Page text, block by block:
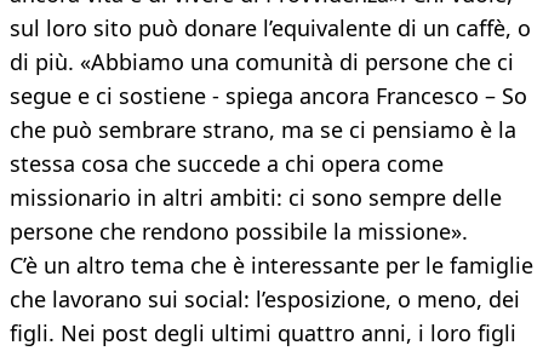
sul loro sito può donare l’equivalente di un caffè, o
di più. «Abbiamo una comunità di persone che ci
segue e ci sostiene - spiega ancora Francesco – So
che può sembrare strano, ma se ci pensiamo è la
stessa cosa che succede a chi opera come
missionario in altri ambiti: ci sono sempre delle
persone che rendono possibile la missione».
C’è un altro tema che è interessante per le famiglie
che lavorano sui social: l’esposizione, o meno, dei
figli. Nei post degli ultimi quattro anni, i loro figli